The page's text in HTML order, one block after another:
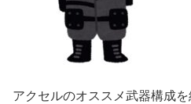
アクセルのオススメ武器構成を